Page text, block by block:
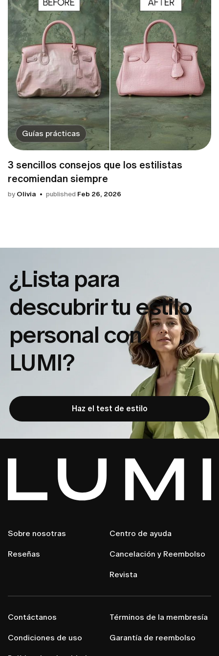
Guías prácticas
3 sencillos consejos que los estilistas
recomiendan siempre
by Olivia published Feb 26, 2026
¿Lista para
descubrir tu estilo
personal con
LUMI?
Haz el test de estilo
Sobre nosotras
Reseñas
Centro de ayuda
Cancelación y Reembolso
Revista
Contáctanos
Condiciones de uso
Términos de la membresía
Garantía de reembolso